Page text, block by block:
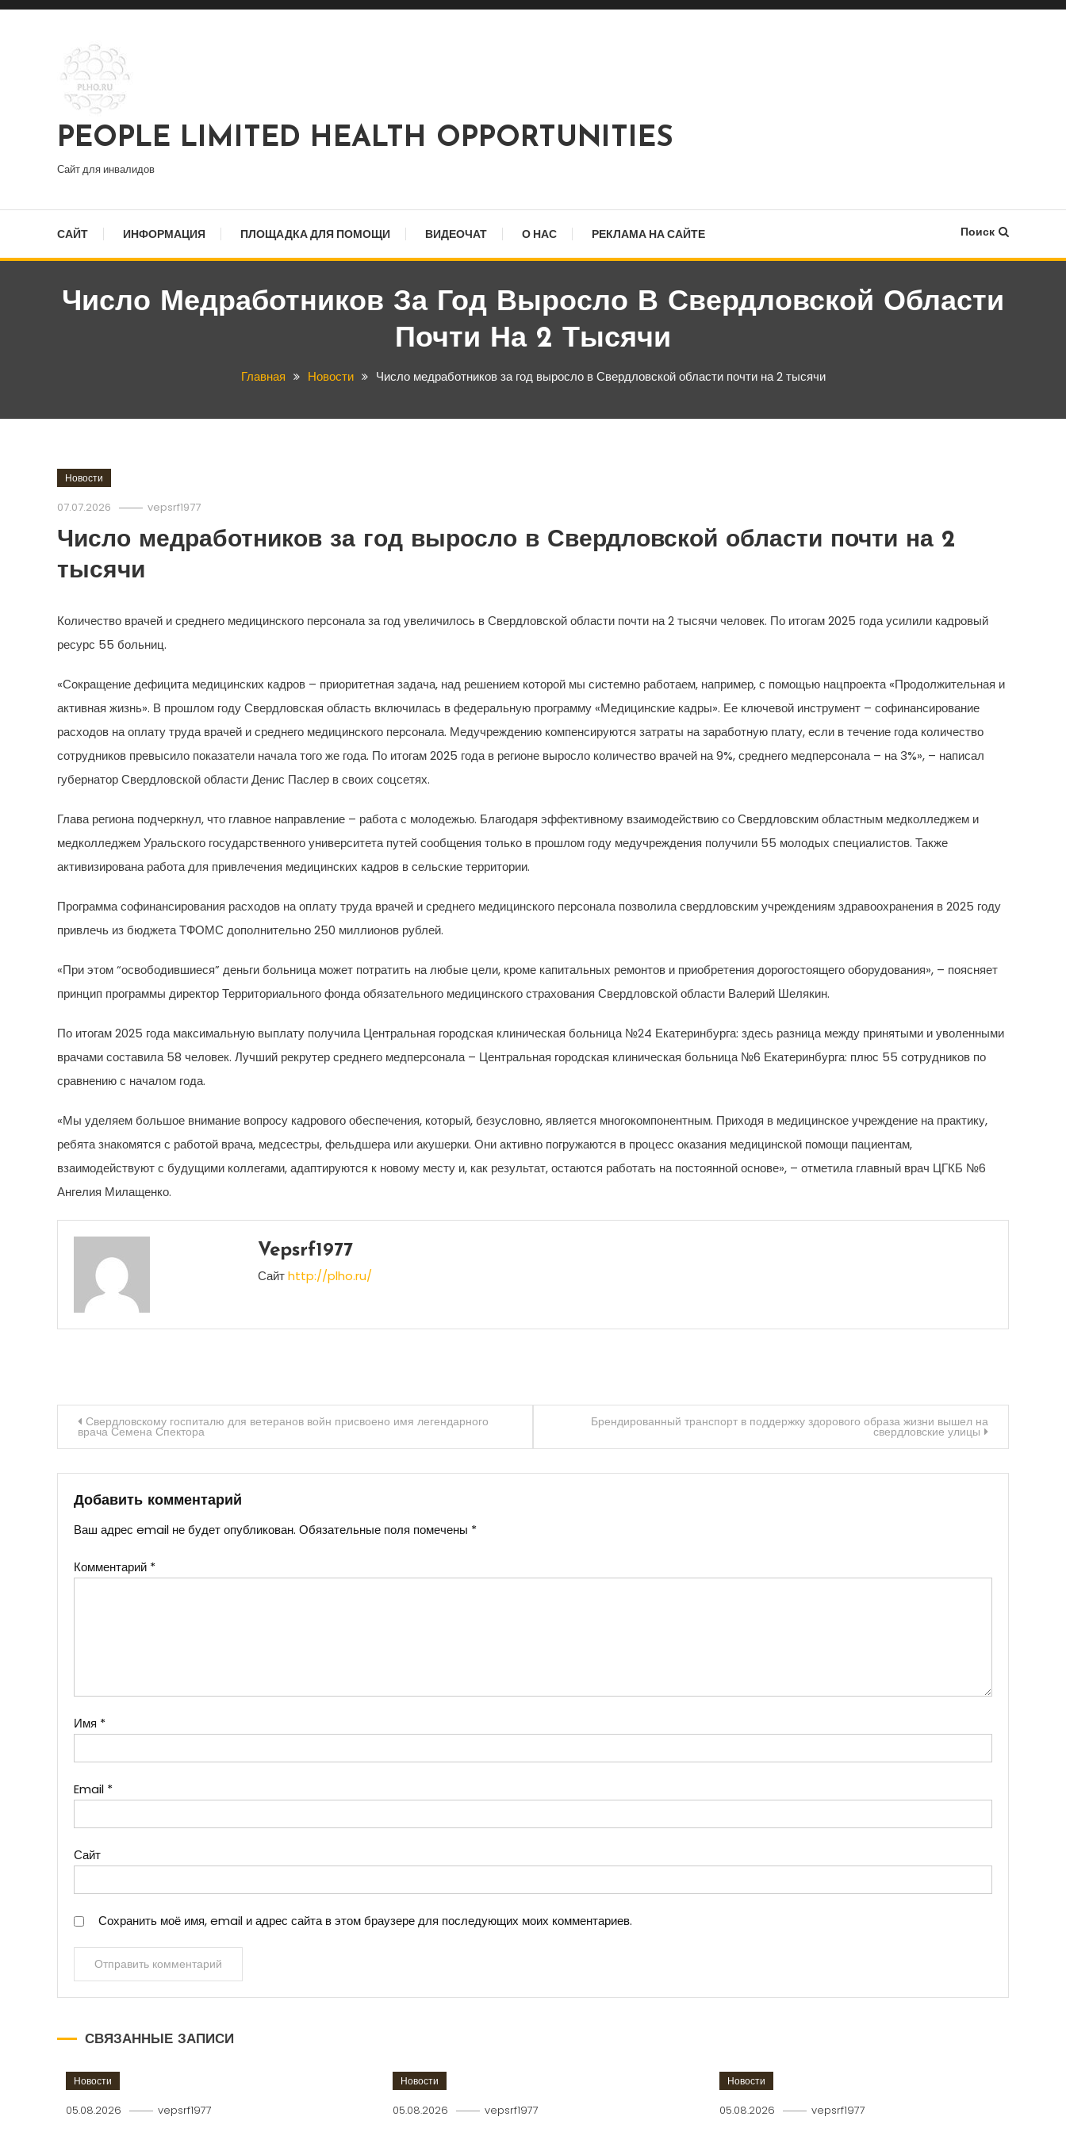
Перейти
содержимому
PEOPLE LIMITED HEALTH OPPORTUNITIES
Сайт для инвалидов
САЙТ ИНФОРМАЦИЯ ПЛОЩАДКА ДЛЯ ПОМОЩИ ВИДЕОЧАТ О НАС РЕКЛАМА НА САЙТЕ Поиск
Число Медработников За Год Выросло В Свердловской Области
Почти На 2 Тысячи
Главная Новости Число медработников за год выросло в Свердловской области почти на 2 тысячи
Новости
07.07.2026 vepsrf1977
Число медработников за год выросло в Свердловской области почти на 2
тысячи
Количество врачей и среднего медицинского персонала за год увеличилось в Свердловской области почти на 2 тысячи человек. По итогам 2025 года усилили кадровый
ресурс 55 больниц.
«Сокращение дефицита медицинских кадров – приоритетная задача, над решением которой мы системно работаем, например, с помощью нацпроекта «Продолжительная и
активная жизнь». В прошлом году Свердловская область включилась в федеральную программу «Медицинские кадры». Ее ключевой инструмент – софинансирование
расходов на оплату труда врачей и среднего медицинского персонала. Медучреждению компенсируются затраты на заработную плату, если в течение года количество
сотрудников превысило показатели начала того же года. По итогам 2025 года в регионе выросло количество врачей на 9%, среднего медперсонала – на 3%», – написал
губернатор Свердловской области Денис Паслер в своих соцсетях.
Глава региона подчеркнул, что главное направление – работа с молодежью. Благодаря эффективному взаимодействию со Свердловским областным медколледжем и
медколледжем Уральского государственного университета путей сообщения только в прошлом году медучреждения получили 55 молодых специалистов. Также
активизирована работа для привлечения медицинских кадров в сельские территории.
Программа софинансирования расходов на оплату труда врачей и среднего медицинского персонала позволила свердловским учреждениям здравоохранения в 2025 году
привлечь из бюджета ТФОМС дополнительно 250 миллионов рублей.
«При этом “освободившиеся” деньги больница может потратить на любые цели, кроме капитальных ремонтов и приобретения дорогостоящего оборудования», – поясняет
принцип программы директор Территориального фонда обязательного медицинского страхования Свердловской области Валерий Шелякин.
По итогам 2025 года максимальную выплату получила Центральная городская клиническая больница №24 Екатеринбурга: здесь разница между принятыми и уволенными
врачами составила 58 человек. Лучший рекрутер среднего медперсонала – Центральная городская клиническая больница №6 Екатеринбурга: плюс 55 сотрудников по
сравнению с началом года.
«Мы уделяем большое внимание вопросу кадрового обеспечения, который, безусловно, является многокомпонентным. Приходя в медицинское учреждение на практику,
ребята знакомятся с работой врача, медсестры, фельдшера или акушерки. Они активно погружаются в процесс оказания медицинской помощи пациентам,
взаимодействуют с будущими коллегами, адаптируются к новому месту и, как результат, остаются работать на постоянной основе», – отметила главный врач ЦГКБ №6
Ангелия Милащенко.
Vepsrf1977
Сайт http://plho.ru/
Навигация
по
записям
Свердловскому госпиталю для ветеранов войн присвоено имя легендарного
врача Семена Спектора
Брендированный транспорт в поддержку здорового образа жизни вышел на
свердловские улицы
Добавить комментарий
Ваш адрес email не будет опубликован. Обязательные поля помечены *
Комментарий *
Имя *
Email *
Сайт
Сохранить моё имя, email и адрес сайта в этом браузере для последующих моих комментариев.
СВЯЗАННЫЕ ЗАПИСИ
Новости
05.08.2026 vepsrf1977
Новости
05.08.2026 vepsrf1977
Новости
05.08.2026 vepsrf1977